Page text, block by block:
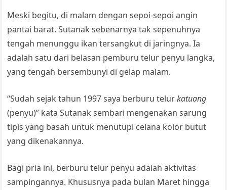
Meski begitu, di malam dengan sepoi-sepoi angin
pantai barat. Sutanak sebenarnya tak sepenuhnya
tengah menunggu ikan tersangkut di jaringnya. Ia
adalah satu dari belasan pemburu telur penyu langka,
yang tengah bersembunyi di gelap malam.
“Sudah sejak tahun 1997 saya berburu telurkatuang
(penyu)” kata Sutanak sembari mengenakan sarung
tipis yang basah untuk menutupi celana kolor butut
yang dikenakannya.
Bagi pria ini, berburu telur penyu adalah aktivitas
sampingannya. Khususnya pada bulan Maret hingga